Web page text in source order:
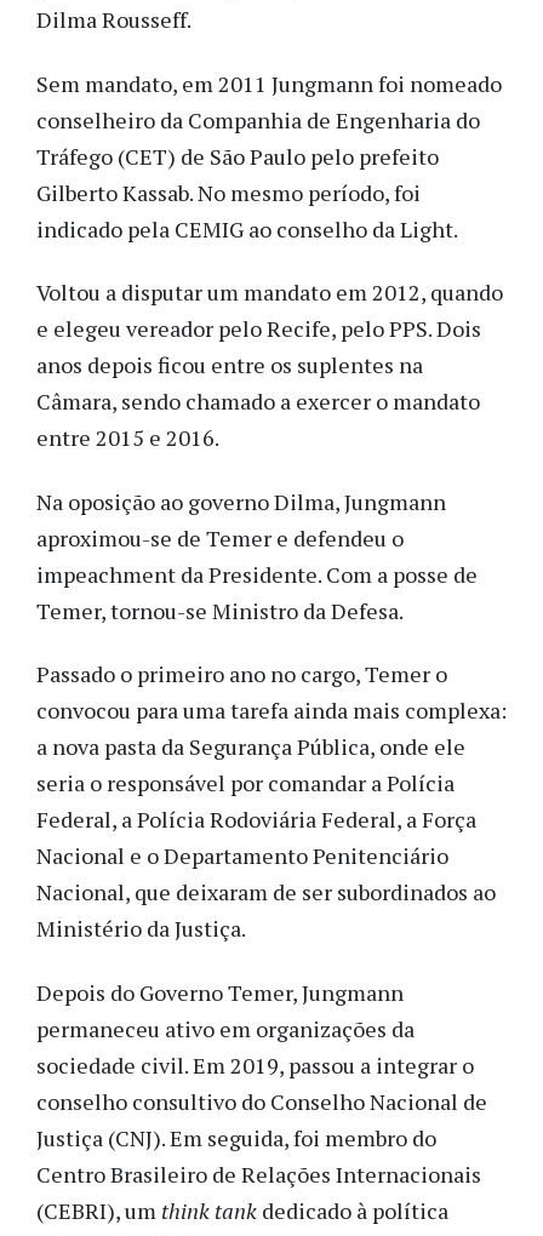
Dilma Rousseff.
Sem mandato, em 2011 Jungmann foi nomeado
conselheiro da Companhia de Engenharia do
Tráfego (CET) de São Paulo pelo prefeito
Gilberto Kassab. No mesmo período, foi
indicado pela CEMIG ao conselho da Light.
Voltou a disputar um mandato em 2012, quando
e elegeu vereador pelo Recife, pelo PPS. Dois
anos depois ficou entre os suplentes na
Câmara, sendo chamado a exercer o mandato
entre 2015 e 2016.
Na oposição ao governo Dilma, Jungmann
aproximou-se de Temer e defendeu o
impeachment da Presidente. Com a posse de
Temer, tornou-se Ministro da Defesa.
Passado o primeiro ano no cargo, Temer o
convocou para uma tarefa ainda mais complexa:
a nova pasta da Segurança Pública, onde ele
seria o responsável por comandar a Polícia
Federal, a Polícia Rodoviária Federal, a Força
Nacional e o Departamento Penitenciário
Nacional, que deixaram de ser subordinados ao
Ministério da Justiça.
Depois do Governo Temer, Jungmann
permaneceu ativo em organizações da
sociedade civil. Em 2019, passou a integrar o
conselho consultivo do Conselho Nacional de
Justiça (CNJ). Em seguida, foi membro do
Centro Brasileiro de Relações Internacionais
(CEBRI), um think tank dedicado à política